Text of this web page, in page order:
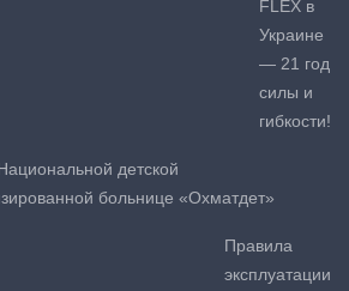
FLEX в
Украине
— 21 год
силы и
гибкости!
детской
больнице «Охматдет»
Правила
эксплуатации